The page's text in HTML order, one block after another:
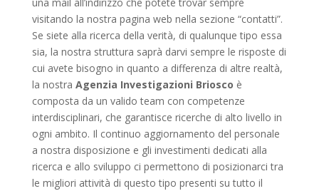
visitando la nostra pagina web nella sezione “contatti”.
Se siete alla ricerca della verità, di qualunque tipo essa
sia, la nostra struttura saprà darvi sempre le risposte di
cui avete bisogno in quanto a differenza di altre realtà,
la nostra Agenzia Investigazioni Briosco è
composta da un valido team con competenze
interdisciplinari, che garantisce ricerche di alto livello in
ogni ambito. Il continuo aggiornamento del personale
a nostra disposizione e gli investimenti dedicati alla
ricerca e allo sviluppo ci permettono di posizionarci tra
le migliori attività di questo tipo presenti su tutto il